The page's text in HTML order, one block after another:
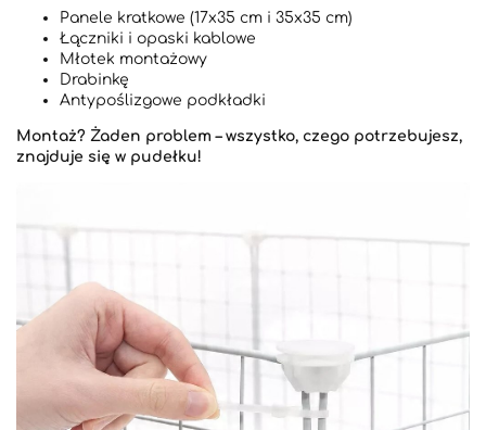
Panele kratkowe (17x35 cm i 35x35 cm)
Łączniki i opaski kablowe
Młotek montażowy
Drabinkę
Antypoślizgowe podkładki
Montaż? Żaden problem – wszystko, czego potrzebujesz,
znajduje się w pudełku!